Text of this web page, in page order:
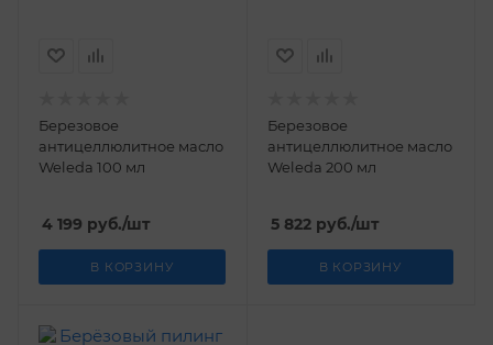
Березовое
антицеллюлитное масло
Weleda 100 мл
4 199 руб./шт
В КОРЗИНУ
Березовое
антицеллюлитное масло
Weleda 200 мл
5 822руб./шт
В КОРЗИНУ